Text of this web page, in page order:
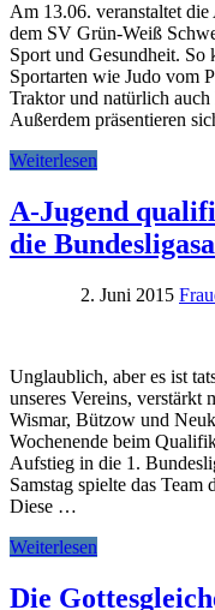
Am 13.06. veranstaltet
dem SV Grün-Weiß
Sport und Gesundheit. So
Sportarten wie Judo vom
Traktor und natürlich
Außerdem präsentieren
Weiterlesen
A-Jugend
die
2. Juni 2015
Unglaublich, aber es ist
unseres Vereins, verstärkt
Wismar, Bützow und
Wochenende beim
Aufstieg in die 1.
Samstag spielte das Team
Diese …
Weiterlesen
Die